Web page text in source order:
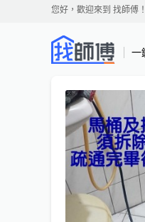
您好，歡迎來到 找師傅 ！
一